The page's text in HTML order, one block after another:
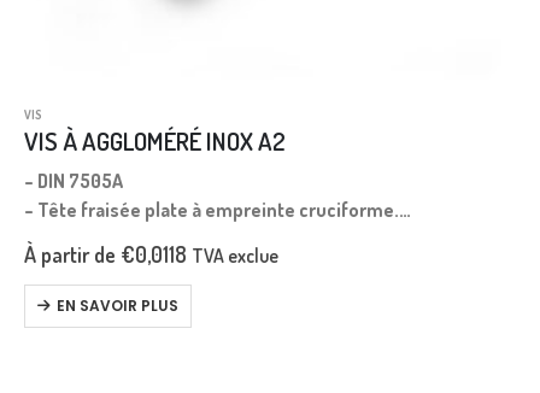
VIS
VIS À AGGLOMÉRÉ INOX A2
– DIN 7505A
– Tête fraisée plate à empreinte cruciforme.
– Longueur mesurée depuis le dessus de la tête.
À partir de €0,0118 TVA exclue
EN SAVOIR PLUS